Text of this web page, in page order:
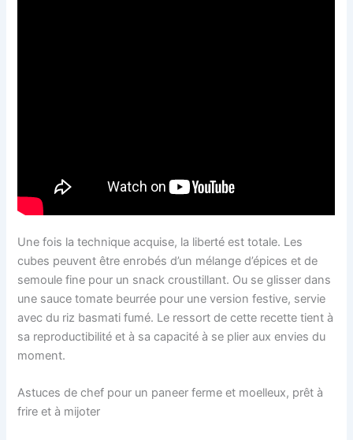
Une fois la technique acquise, la liberté est totale. Les
cubes peuvent être enrobés d’un mélange d’épices et de
semoule fine pour un snack croustillant. Ou se glisser dans
une sauce tomate beurrée pour une version festive, servie
avec du riz basmati fumé. Le ressort de cette recette tient à
sa reproductibilité et à sa capacité à se plier aux envies du
moment.
Astuces de chef pour un paneer ferme et moelleux, prêt à
frire et à mijoter